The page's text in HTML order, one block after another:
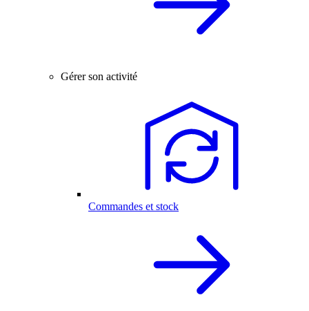
Gérer son activité
Commandes et stock